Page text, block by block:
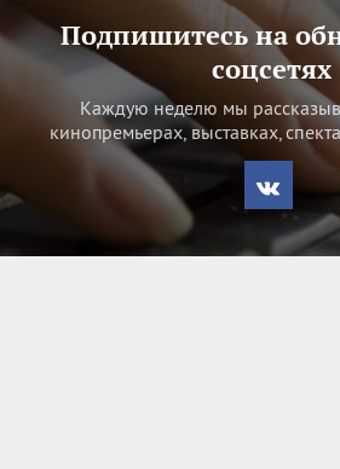
Подпишитесь на
соцсетях
Каждую неделю мы
кинопремьерах, выставках,